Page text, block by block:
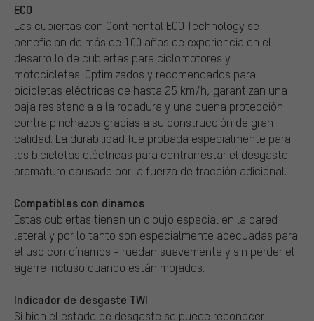
ECO
Las cubiertas con Continental ECO Technology se
benefician de más de 100 años de experiencia en el
desarrollo de cubiertas para ciclomotores y
motocicletas. Optimizados y recomendados para
bicicletas eléctricas de hasta 25 km/h, garantizan una
baja resistencia a la rodadura y una buena protección
contra pinchazos gracias a su construcción de gran
calidad. La durabilidad fue probada especialmente para
las bicicletas eléctricas para contrarrestar el desgaste
prematuro causado por la fuerza de tracción adicional.
Compatibles con dinamos
Estas cubiertas tienen un dibujo especial en la pared
lateral y por lo tanto son especialmente adecuadas para
el uso con dínamos - ruedan suavemente y sin perder el
agarre incluso cuando están mojados.
Indicador de desgaste TWI
Si bien el estado de desgaste se puede reconocer